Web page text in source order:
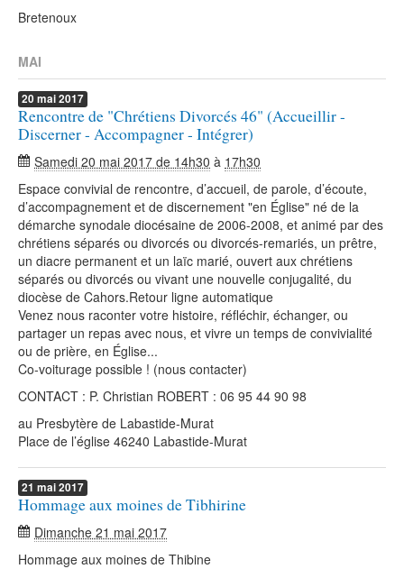
Bretenoux
MAI
20 mai2017
Rencontre de "Chrétiens Divorcés 46" (Accueillir -
Discerner - Accompagner - Intégrer)
Samedi 20 mai 2017 de 14h30 à 17h30
Espace convivial de rencontre, d’accueil, de parole, d’écoute,
d’accompagnement et de discernement "en Église" né de la
démarche synodale diocésaine de 2006-2008, et animé par des
chrétiens séparés ou divorcés ou divorcés-remariés, un prêtre,
un diacre permanent et un laïc marié, ouvert aux chrétiens
séparés ou divorcés ou vivant une nouvelle conjugalité, du
diocèse de Cahors.Retour ligne automatique
Venez nous raconter votre histoire, réfléchir, échanger, ou
partager un repas avec nous, et vivre un temps de convivialité
ou de prière, en Église...
Co-voiturage possible ! (nous contacter)
CONTACT : P. Christian ROBERT : 06 95 44 90 98
au Presbytère de Labastide-Murat
Place de l’église 46240 Labastide-Murat
21 mai2017
Hommage aux moines de Tibhirine
Dimanche 21 mai 2017
Hommage aux moines de Thibine